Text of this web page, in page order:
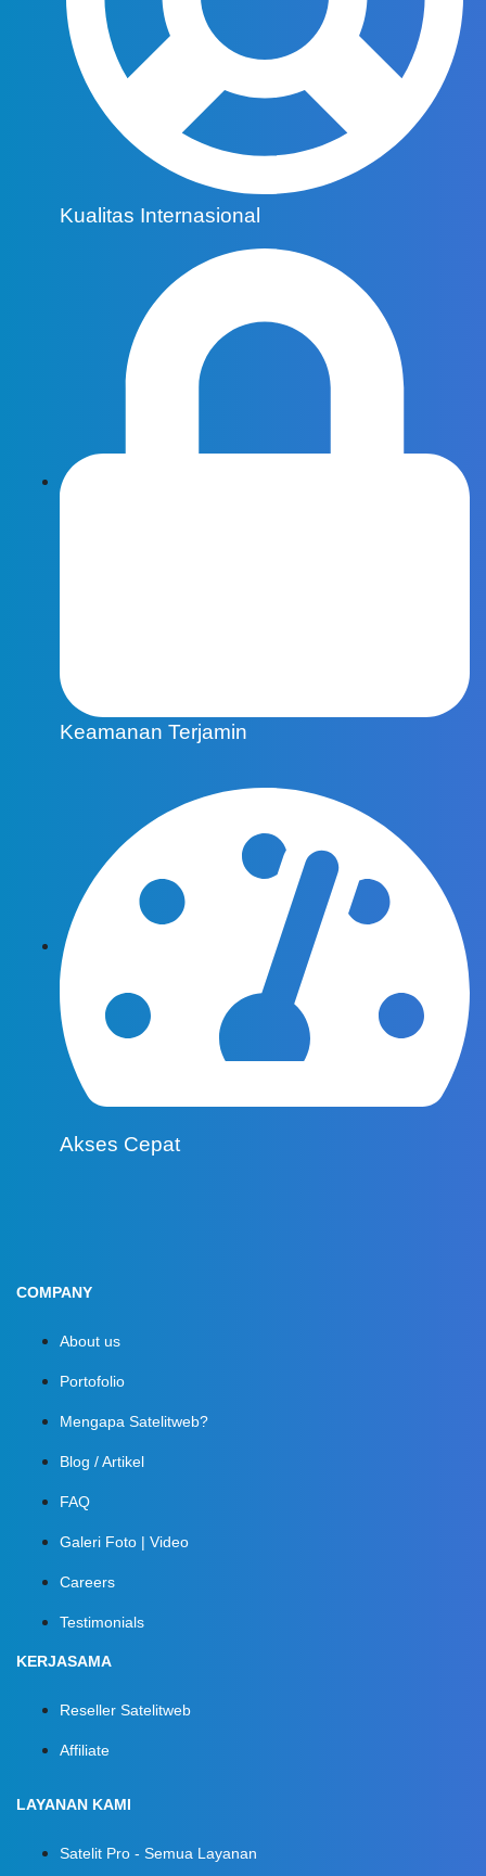
Kualitas Internasional
Keamanan Terjamin
Akses Cepat
COMPANY
About us
Portofolio
Mengapa Satelitweb?
Blog / Artikel
FAQ
Galeri Foto | Video
Careers
Testimonials
KERJASAMA
Reseller Satelitweb
Affiliate
LAYANAN KAMI
Satelit Pro - Semua Layanan